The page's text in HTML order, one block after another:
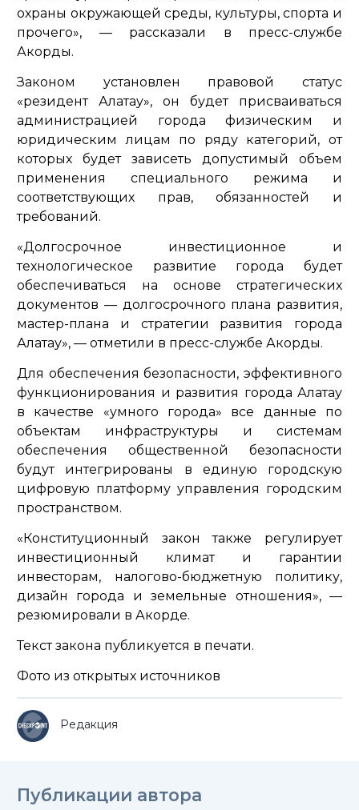
охраны окружающей среды, культуры, спорта и
прочего», — рассказали в пресс-службе
Акорды.
Законом установлен правовой статус
«резидент Алатау», он будет присваиваться
администрацией города физическим и
юридическим лицам по ряду категорий, от
которых будет зависеть допустимый объем
применения специального режима и
соответствующих прав, обязанностей и
требований.
«Долгосрочное инвестиционное и
технологическое развитие города будет
обеспечиваться на основе стратегических
документов — долгосрочного плана развития,
мастер-плана и стратегии развития города
Алатау», — отметили в пресс-службе Акорды.
Для обеспечения безопасности, эффективного
функционирования и развития города Алатау
в качестве «умного города» все данные по
объектам инфраструктуры и системам
обеспечения общественной безопасности
будут интегрированы в единую городскую
цифровую платформу управления городским
пространством.
«Конституционный закон также регулирует
инвестиционный климат и гарантии
инвесторам, налогово-бюджетную политику,
дизайн города и земельные отношения», —
резюмировали в Акорде.
Текст закона публикуется в печати.
Фото из открытых источников
Редакция
Публикации автора